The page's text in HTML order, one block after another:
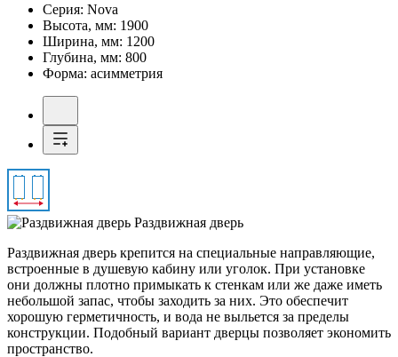
Серия: Nova
Высота, мм: 1900
Ширина, мм: 1200
Глубина, мм: 800
Форма: асимметрия
Раздвижная дверь
Раздвижная дверь крепится на специальные направляющие,
встроенные в душевую кабину или уголок. При установке
они должны плотно примыкать к стенкам или же даже иметь
небольшой запас, чтобы заходить за них. Это обеспечит
хорошую герметичность, и вода не выльется за пределы
конструкции. Подобный вариант дверцы позволяет экономить
пространство.